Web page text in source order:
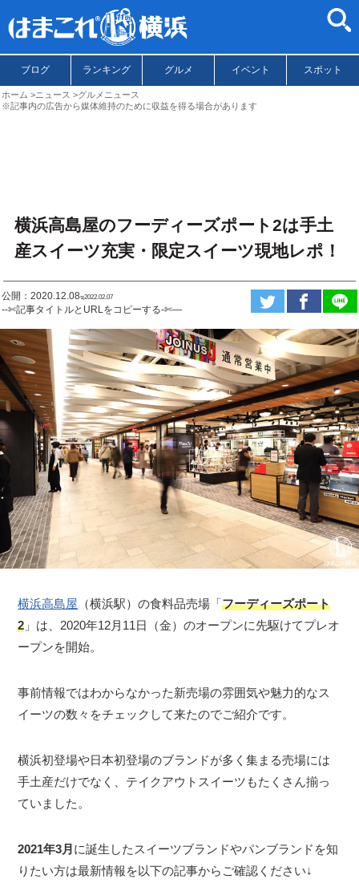
ブログ ランキング グルメ イベント スポット
ホーム ニュース
グルメニュース
※記事内の広告から媒体維持のために収益を得る場合があります
横浜高島屋のフーディーズポート2は手土
産スイーツ充実・限定スイーツ現地レポ！
公開：2020.12.08ಇ2022.02.07
--✄記事タイトルとURLをコピーする-✄—
横浜高島屋 （横浜駅）の食料品売場「フーディーズポート
2 」は、2020年12月11日（金）のオープンに先駆けてプレオ
ープンを開始。
事前情報ではわからなかった新売場の雰囲気や魅力的なス
イーツの数々をチェックして来たのでご紹介です。
横浜初登場や日本初登場のブランドが多く集まる売場には
手土産だけでなく、テイクアウトスイーツもたくさん揃っ
ていました。
2021年3月 に誕生したスイーツブランドやパンブランドを知
りたい方は最新情報を以下の記事からご確認ください↓